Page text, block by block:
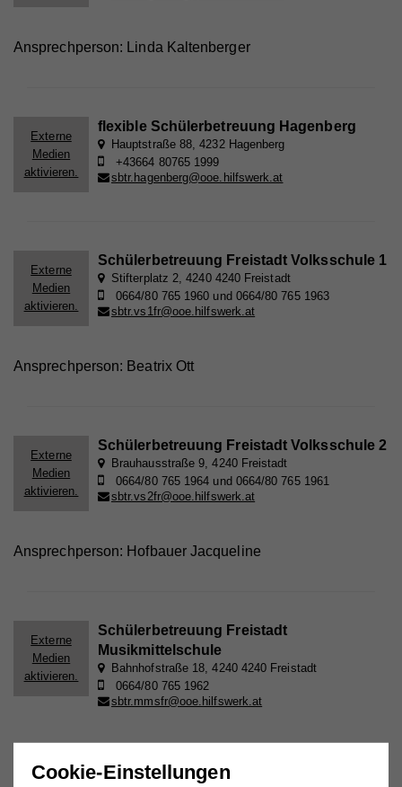
Ansprechperson: Linda Kaltenberger
Externe
Medien
aktivieren.
flexible Schülerbetreuung Hagenberg
Hauptstraße 88, 4232 Hagenberg
+43664 80765 1999
sbtr.hagenberg@ooe.hilfswerk.at
Externe
Medien
aktivieren.
Schülerbetreuung Freistadt Volksschule 1
Stifterplatz 2, 4240 4240 Freistadt
0664/80 765 1960 und 0664/80 765 1963
sbtr.vs1fr@ooe.hilfswerk.at
Ansprechperson: Beatrix Ott
Externe
Medien
aktivieren.
Schülerbetreuung Freistadt Volksschule 2
Brauhausstraße 9, 4240 Freistadt
0664/80 765 1964 und 0664/80 765 1961
sbtr.vs2fr@ooe.hilfswerk.at
Ansprechperson: Hofbauer Jacqueline
Externe
Medien
aktivieren.
Schülerbetreuung Freistadt
Musikmittelschule
Bahnhofstraße 18, 4240 4240 Freistadt
0664/80 765 1962
sbtr.mmsfr@ooe.hilfswerk.at
Cookie-Einstellungen